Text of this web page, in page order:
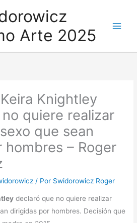
Arte 2025
Knightley
quiere realizar
que sean
– Roger
/ Por Swidorowicz Roger
declaró que no quiere realizar
dirigidas por hombres. Decisión que